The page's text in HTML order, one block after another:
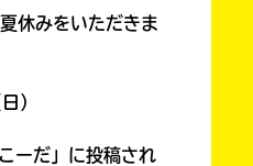
休みをいただきま
）
ーだ」に投稿され